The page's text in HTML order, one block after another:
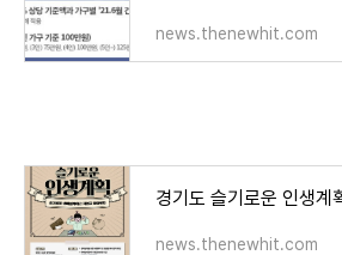
news.thenewhit.com
news.thenewhit.com